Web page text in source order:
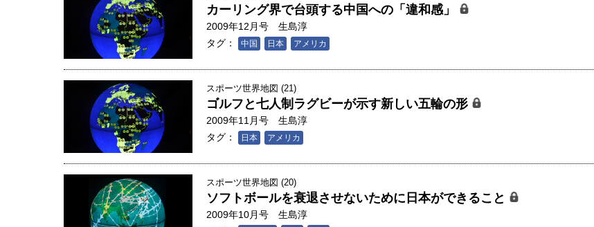
カーリング界で台頭する中国への「違和感」
2009年12月号
生島淳
タグ：
中国 日本 アメリカ
スポーツ世界地図 (21)
ゴルフと七人制ラグビーが示す新しい五輪の形
2009年11月号
生島淳
タグ：
日本 アメリカ
スポーツ世界地図 (20)
ソフトボールを衰退させないために日本ができること
2009年10月号
生島淳
人は「地上の太陽」を手にするか 核融
合発電の現在地――実現・普及後の「世
界像」｜江尻晶・東京大学大学院新領域
創成科学研究科教授（4）｜ 関瑶子
胎動するゲームチェンジャー「南鳥島レ
アアース泥」――日米欧豪による新たな
ー長（4）｜ 関瑶子